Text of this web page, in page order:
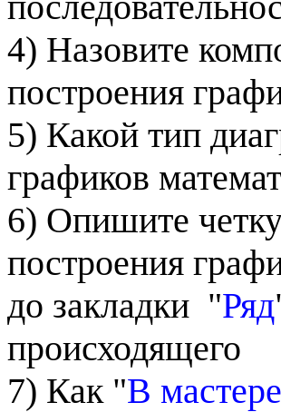
4) Назовите
построения
5) Какой тип
графиков
6) Опишите
построения
до закладки "Ряд
происходящего
7) Как "В